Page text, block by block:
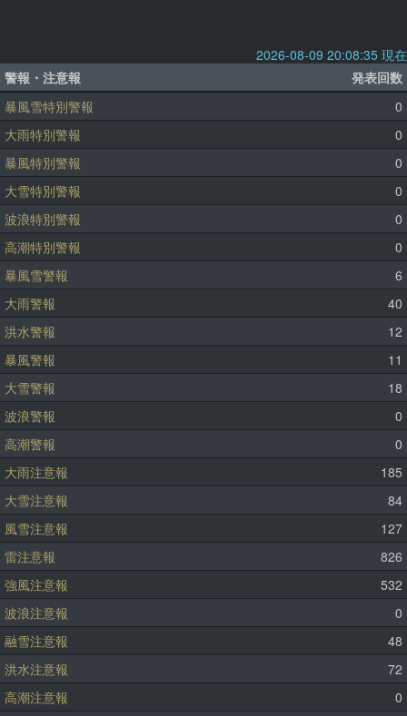
2026-08-09 20:08:35 現在
警報・注意報
発表回数
暴風雪特別警報
0
大雨特別警報
0
暴風特別警報
0
大雪特別警報
0
波浪特別警報
0
高潮特別警報
0
暴風雪警報
6
大雨警報
40
洪水警報
12
暴風警報
11
大雪警報
18
波浪警報
0
高潮警報
0
大雨注意報
185
大雪注意報
84
風雪注意報
127
雷注意報
826
強風注意報
532
波浪注意報
0
融雪注意報
48
洪水注意報
72
高潮注意報
0